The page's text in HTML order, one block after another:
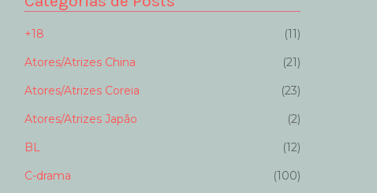
+18
(11)
Atores/Atrizes China
(21)
Atores/Atrizes Coreia
(23)
Atores/Atrizes Japão
(2)
BL
(12)
C-drama
(100)